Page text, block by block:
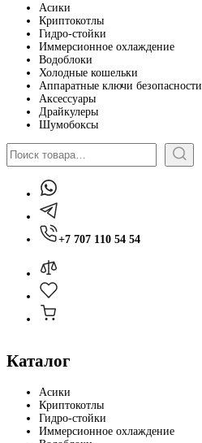
Асики
Криптокотлы
Гидро-стойки
Иммерсионное охлаждение
Водоблоки
Холодные кошельки
Аппаратные ключи безопасности
Аксессуары
Драйкулеры
Шумобоксы
Поиск
+7 707 110 54 54
Каталог
Асики
Криптокотлы
Гидро-стойки
Иммерсионное охлаждение